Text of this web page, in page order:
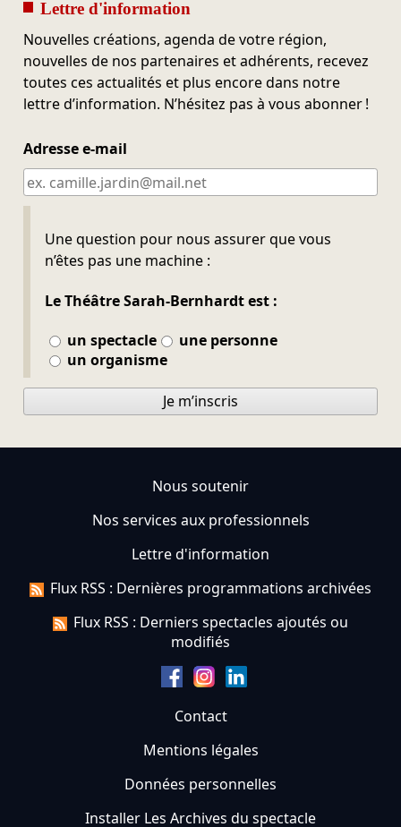
Lettre d'information
Nouvelles créations, agenda de votre région,
nouvelles de nos partenaires et adhérents, recevez
toutes ces actualités et plus encore dans notre
lettre d’information. N’hésitez pas à vous abonner !
Adresse e-mail
Une question pour nous assurer que vous
n’êtes pas une machine :
Le Théâtre Sarah-Bernhardt est :
un spectacle
une personne
un organisme
Ne pas remplir
Je m’inscris
Nous soutenir
Nos services aux professionnels
Lettre d'information
Flux RSS : Dernières programmations archivées
Flux RSS : Derniers spectacles ajoutés ou
modifiés
Contact
Mentions légales
Données personnelles
Installer Les Archives du spectacle